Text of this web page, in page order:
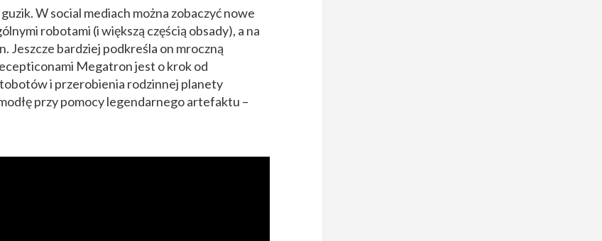
W social mediach można zobaczyć nowe
robotami (i większą częścią obsady), a na
Jeszcze bardziej podkreśla on mroczną
Megatron jest o krok od
i przerobienia rodzinnej planety
przy pomocy legendarnego artefaktu –